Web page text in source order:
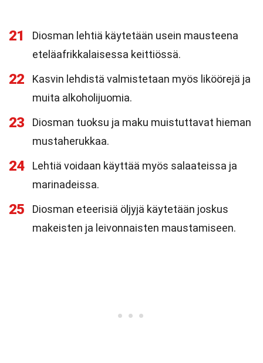
21
Diosman lehtiä käytetään usein mausteena
eteläafrikkalaisessa keittiössä.
22
Kasvin lehdistä valmistetaan myös liköörejä ja
muita alkoholijuomia.
23
Diosman tuoksu ja maku muistuttavat hieman
mustaherukkaa.
24
Lehtiä voidaan käyttää myös salaateissa ja
marinadeissa.
25
Diosman eteerisiä öljyjä käytetään joskus
makeisten ja leivonnaisten maustamiseen.